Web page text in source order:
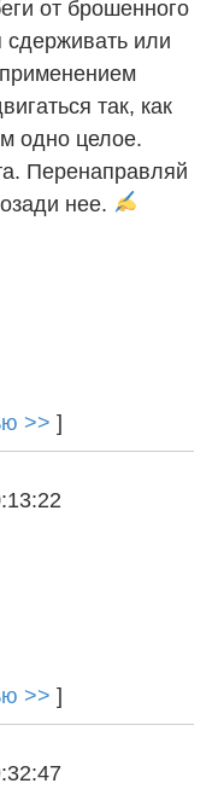
от брошенного
сдерживать или
так, как
одно целое.
Перенаправляй
нее.
>> ]
>> ]